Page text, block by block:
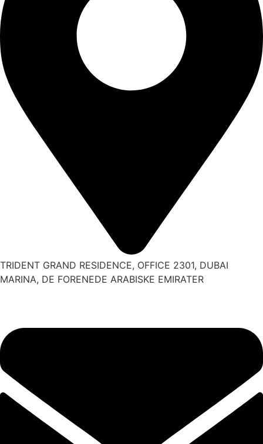
TRIDENT GRAND RESIDENCE, OFFICE 2301, DUBAI
MARINA, DE FORENEDE ARABISKE EMIRATER